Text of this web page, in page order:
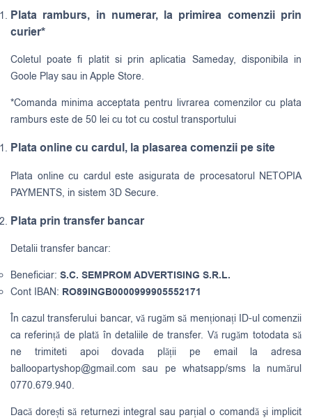
Plata ramburs, in numerar, la primirea comenzii prin
curier*
Coletul poate fi platit si prin aplicatia Sameday, disponibila in
Goole Play sau in Apple Store.
*Comanda minima acceptata pentru livrarea comenzilor cu plata
ramburs este de 50 lei cu tot cu costul transportului
Plata online cu cardul, la plasarea comenzii pe site
Plata online cu cardul este asigurata de procesatorul NETOPIA
PAYMENTS, in sistem 3D Secure.
Plata prin transfer bancar
Detalii transfer bancar:
Beneficiar: S.C. SEMPROM ADVERTISING S.R.L.
Cont IBAN: RO89INGB0000999905552171
În cazul transferului bancar, vă rugăm să menționați ID-ul comenzii
ca referință de plată în detaliile de transfer. Vă rugăm totodata să
ne trimiteti apoi dovada plății pe email la adresa
balloopartyshop@gmail.com sau pe whatsapp/sms la numărul
0770.679.940.
Dacă dorești să returnezi integral sau parțial o comandă şi implicit